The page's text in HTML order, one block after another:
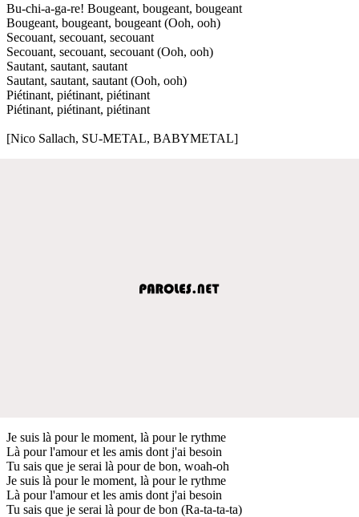
Bu-chi-a-ga-re! Bougeant, bougeant, bougeant
Bougeant, bougeant, bougeant (Ooh, ooh)
Secouant, secouant, secouant
Secouant, secouant, secouant (Ooh, ooh)
Sautant, sautant, sautant
Sautant, sautant, sautant (Ooh, ooh)
Piétinant, piétinant, piétinant
Piétinant, piétinant, piétinant
[Nico Sallach, SU-METAL, BABYMETAL]
Je suis là pour le moment, là pour le rythme
Là pour l'amour et les amis dont j'ai besoin
Tu sais que je serai là pour de bon, woah-oh
Je suis là pour le moment, là pour le rythme
Là pour l'amour et les amis dont j'ai besoin
Tu sais que je serai là pour de bon (Ra-ta-ta-ta)